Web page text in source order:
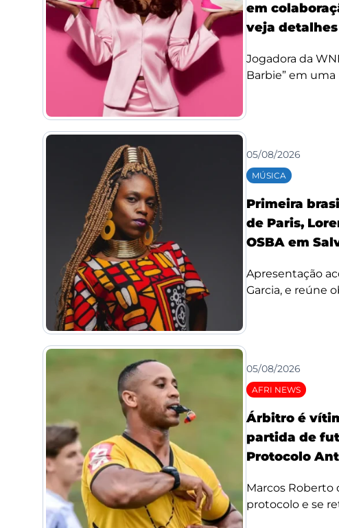
em
veja detalhes
Jogadora da
Barbie” em uma
05/08/2026
MÚSICA
Primeira
de Paris,
OSBA em
Apresentação
Garcia, e reúne
05/08/2026
AFRI NEWS
Árbitro é
partida de
Protocolo
Marcos Roberto
protocolo e se